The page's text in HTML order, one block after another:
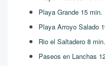
Playa Grande 15 min.
Playa Arroyo Salado
Rio el Saltadero 8 min.
Paseos en Lanchas